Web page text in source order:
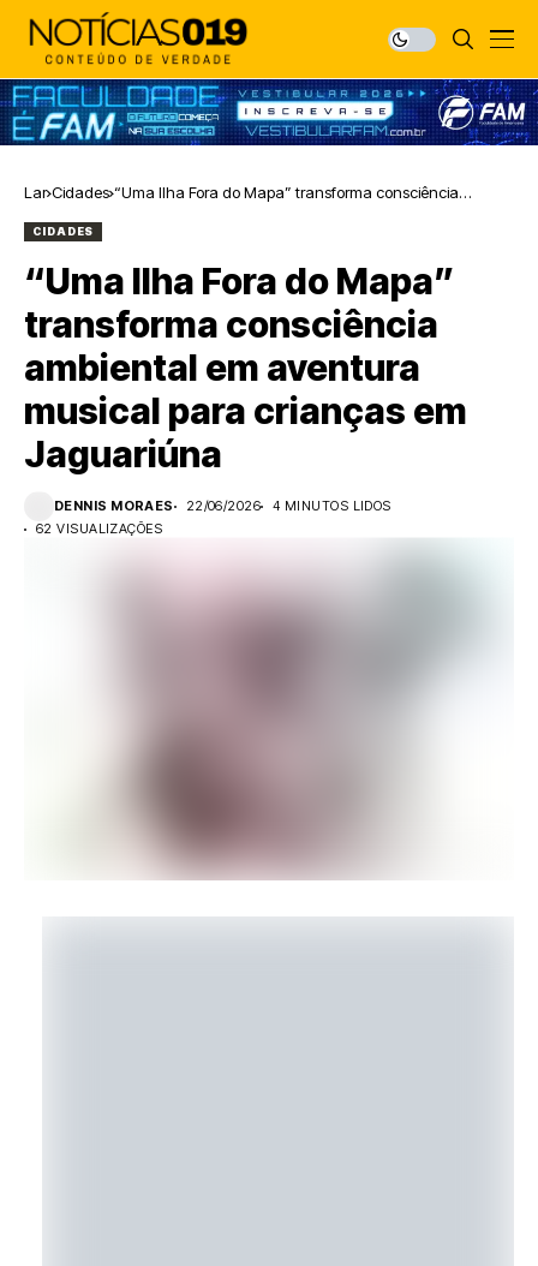
Lar Cidades “Uma Ilha Fora do Mapa” transforma consciência
CIDADES
“Uma Ilha Fora do Mapa”
transforma consciência
ambiental em aventura
musical para crianças em
Jaguariúna
DENNIS MORAES 22/06/2026
4 MINUTOS LIDOS
62 VISUALIZAÇÕES